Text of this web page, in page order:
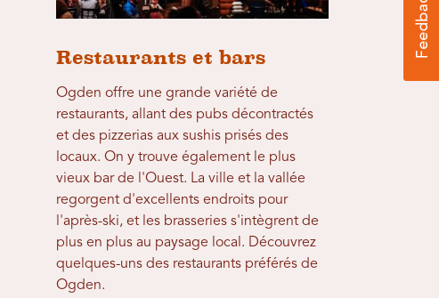
Restaurants et bars
Ogden offre une grande variété de
restaurants, allant des pubs décontractés
et des pizzerias aux sushis prisés des
locaux. On y trouve également le plus
vieux bar de l'Ouest. La ville et la vallée
regorgent d'excellents endroits pour
l'après-ski, et les brasseries s'intègrent de
plus en plus au paysage local. Découvrez
quelques-uns des restaurants préférés de
Ogden.